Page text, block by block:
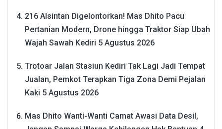
216 Alsintan Digelontorkan! Mas Dhito Pacu
Pertanian Modern, Drone hingga Traktor Siap Ubah
Wajah Sawah Kediri 5 Agustus 2026
Trotoar Jalan Stasiun Kediri Tak Lagi Jadi Tempat
Jualan, Pemkot Terapkan Tiga Zona Demi Pejalan
Kaki 5 Agustus 2026
Mas Dhito Wanti-Wanti Camat Awasi Data Desil,